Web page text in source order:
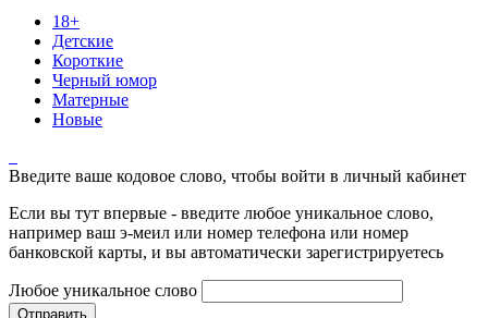
18+
Детские
Короткие
Черный юмор
Матерные
Новые
Введите ваше кодовое слово, чтобы войти в личный кабинет
Если вы тут впервые - введите любое уникальное слово,
например ваш э-меил или номер телефона или номер
банковской карты, и вы автоматически зарегистрируетесь
Любое уникальное слово
Отправить